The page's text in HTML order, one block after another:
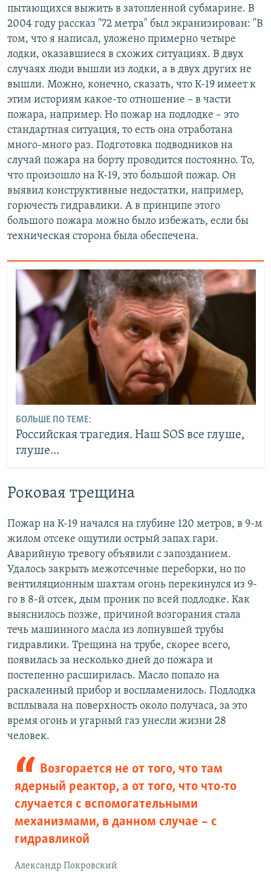
пытающихся выжить в затопленной субмарине. В
2004 году рассказ "72 метра" был экранизирован: "В
том, что я написал, уложено примерно четыре
лодки, оказавшиеся в схожих ситуациях. В двух
случаях люди вышли из лодки, а в двух других не
вышли. Можно, конечно, сказать, что К-19 имеет к
этим историям какое-то отношение – в части
пожара, например. Но пожар на подлодке – это
стандартная ситуация, то есть она отработана
много-много раз. Подготовка подводников на
случай пожара на борту проводится постоянно. То,
что произошло на К-19, это большой пожар. Он
выявил конструктивные недостатки, например,
горючесть гидравлики. А в принципе этого
большого пожара можно было избежать, если бы
техническая сторона была обеспечена.
БОЛЬШЕ ПО ТЕМЕ:
Российская трагедия. Наш SOS все глуше,
глуше...
Роковая трещина
Пожар на К-19 начался на глубине 120 метров, в 9-м
жилом отсеке ощутили острый запах гари.
Аварийную тревогу объявили с запозданием.
Удалось закрыть межотсечные переборки, но по
вентиляционным шахтам огонь перекинулся из 9-
го в 8-й отсек, дым проник по всей подлодке. Как
выяснилось позже, причиной возгорания стала
течь машинного масла из лопнувшей трубы
гидравлики. Трещина на трубе, скорее всего,
появилась за несколько дней до пожара и
постепенно расширилась. Масло попало на
раскаленный прибор и воспламенилось. Подлодка
всплывала на поверхность около получаса, за это
время огонь и угарный газ унесли жизни 28
человек.
Возгорается не от того, что там
ядерный реактор, а от того, что что-то
случается с вспомогательными
механизмами, в данном случае – с
гидравликой
Александр Покровский